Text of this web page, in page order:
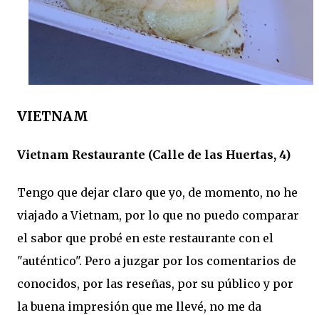
VIETNAM
Vietnam Restaurante (Calle de las Huertas, 4)
Tengo que dejar claro que yo, de momento, no he
viajado a Vietnam, por lo que no puedo comparar
el sabor que probé en este restaurante con el
"auténtico". Pero a juzgar por los comentarios de
conocidos, por las reseñas, por su público y por
la buena impresión que me llevé, no me da